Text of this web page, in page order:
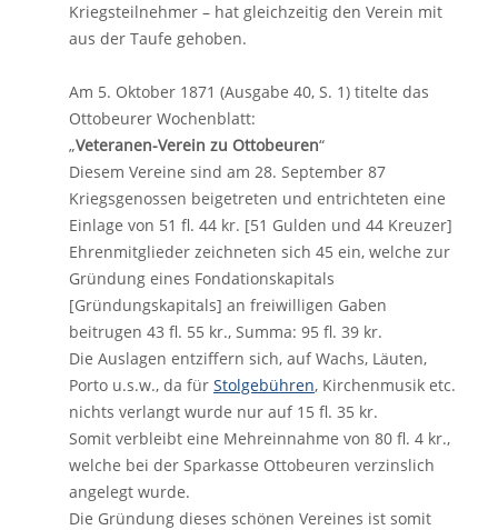
Kriegsteilnehmer – hat gleichzeitig den Verein mit
aus der Taufe gehoben.
Am 5. Oktober 1871 (Ausgabe 40, S. 1) titelte das
Ottobeurer Wochenblatt:
„Veteranen-Verein zu Ottobeuren“
Diesem Vereine sind am 28. September 87
Kriegsgenossen beigetreten und entrichteten eine
Einlage von 51 fl. 44 kr. [51 Gulden und 44 Kreuzer]
Ehrenmitglieder zeichneten sich 45 ein, welche zur
Gründung eines Fondationskapitals
[Gründungskapitals] an freiwilligen Gaben
beitrugen 43 fl. 55 kr., Summa: 95 fl. 39 kr.
Die Auslagen entziffern sich, auf Wachs, Läuten,
Porto u.s.w., da für Stolgebühren, Kirchenmusik etc.
nichts verlangt wurde nur auf 15 fl. 35 kr.
Somit verbleibt eine Mehreinnahme von 80 fl. 4 kr.,
welche bei der Sparkasse Ottobeuren verzinslich
angelegt wurde.
Die Gründung dieses schönen Vereines ist somit